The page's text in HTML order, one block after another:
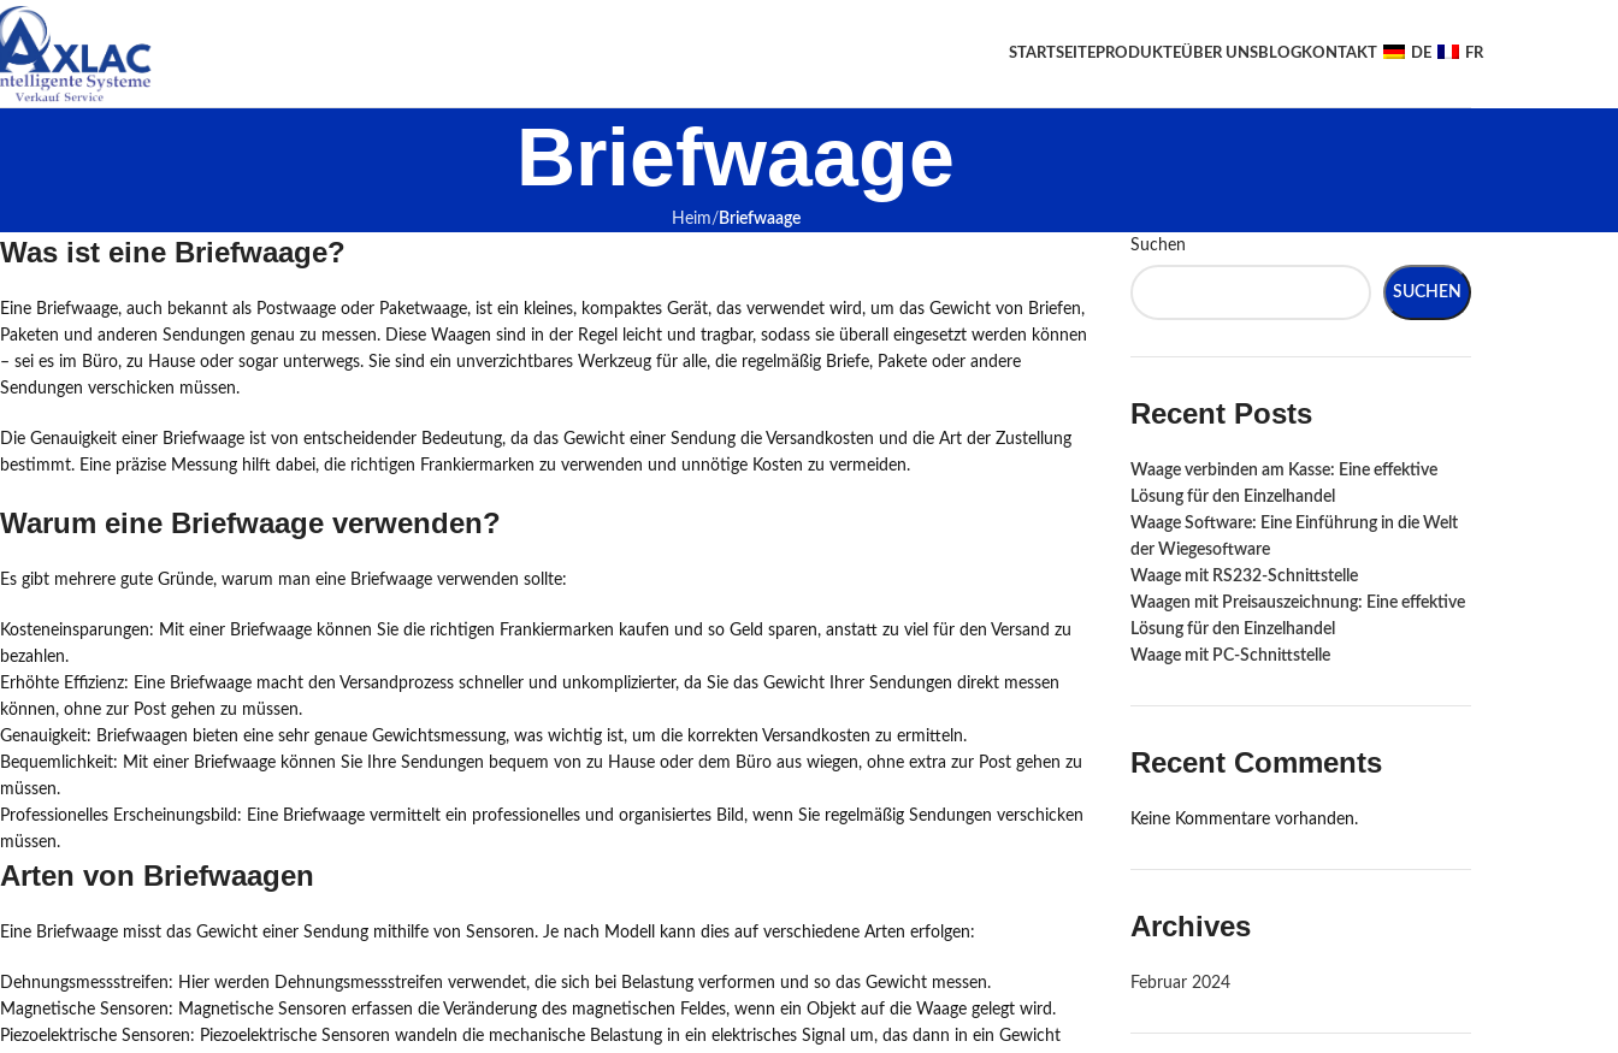
STARTSEITEPRODUKTEÜBER UNSBLOGKONTAKT DE FR
Briefwaage
Heim Briefwaage
Was ist eine Briefwaage?
Eine Briefwaage, auch bekannt als Postwaage oder Paketwaage, ist ein kleines, kompaktes Gerät, das verwendet wird, um das Gewicht von Briefen,
Paketen und anderen Sendungen genau zu messen. Diese Waagen sind in der Regel leicht und tragbar, sodass sie überall eingesetzt werden können
– sei es im Büro, zu Hause oder sogar unterwegs. Sie sind ein unverzichtbares Werkzeug für alle, die regelmäßig Briefe, Pakete oder andere
Sendungen verschicken müssen.
Die Genauigkeit einer Briefwaage ist von entscheidender Bedeutung, da das Gewicht einer Sendung die Versandkosten und die Art der Zustellung
bestimmt. Eine präzise Messung hilft dabei, die richtigen Frankiermarken zu verwenden und unnötige Kosten zu vermeiden.
Warum eine Briefwaage verwenden?
Es gibt mehrere gute Gründe, warum man eine Briefwaage verwenden sollte:
Kosteneinsparungen: Mit einer Briefwaage können Sie die richtigen Frankiermarken kaufen und so Geld sparen, anstatt zu viel für den Versand zu
bezahlen.
Erhöhte Effizienz: Eine Briefwaage macht den Versandprozess schneller und unkomplizierter, da Sie das Gewicht Ihrer Sendungen direkt messen
können, ohne zur Post gehen zu müssen.
Genauigkeit: Briefwaagen bieten eine sehr genaue Gewichtsmessung, was wichtig ist, um die korrekten Versandkosten zu ermitteln.
Bequemlichkeit: Mit einer Briefwaage können Sie Ihre Sendungen bequem von zu Hause oder dem Büro aus wiegen, ohne extra zur Post gehen zu
müssen.
Professionelles Erscheinungsbild: Eine Briefwaage vermittelt ein professionelles und organisiertes Bild, wenn Sie regelmäßig Sendungen verschicken
müssen.
Arten von Briefwaagen
Eine Briefwaage misst das Gewicht einer Sendung mithilfe von Sensoren. Je nach Modell kann dies auf verschiedene Arten erfolgen:
Dehnungsmessstreifen: Hier werden Dehnungsmessstreifen verwendet, die sich bei Belastung verformen und so das Gewicht messen.
Magnetische Sensoren: Magnetische Sensoren erfassen die Veränderung des magnetischen Feldes, wenn ein Objekt auf die Waage gelegt wird.
Piezoelektrische Sensoren: Piezoelektrische Sensoren wandeln die mechanische Belastung in ein elektrisches Signal um, das dann in ein Gewicht
Suchen
SUCHEN
Recent Posts
Waage verbinden am Kasse: Eine effektive
Lösung für den Einzelhandel
Waage Software: Eine Einführung in die Welt
der Wiegesoftware
Waage mit RS232-Schnittstelle ‍
Waagen mit Preisauszeichnung: Eine effektive
Lösung für den Einzelhandel
Waage mit PC-Schnittstelle
Recent Comments
Keine Kommentare vorhanden.
Archives
Februar 2024